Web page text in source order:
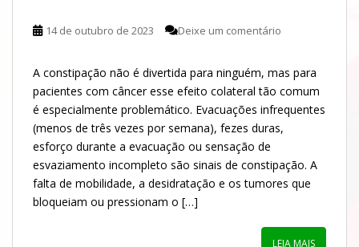
14 de outubro de 2023 Deixe um comentário
A constipação não é divertida para ninguém, mas para
pacientes com câncer esse efeito colateral tão comum
é especialmente problemático. Evacuações infrequentes
(menos de três vezes por semana), fezes duras,
esforço durante a evacuação ou sensação de
esvaziamento incompleto são sinais de constipação. A
falta de mobilidade, a desidratação e os tumores que
bloqueiam ou pressionam o […]
LEIA MAIS